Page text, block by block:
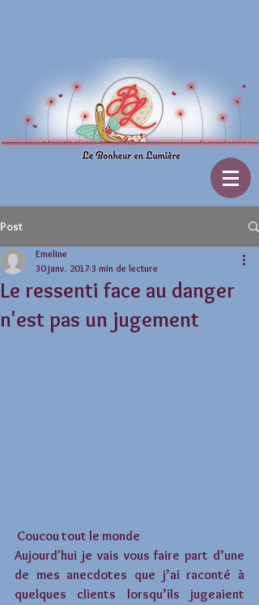
Post
Le ressenti face au danger
n'est pas un jugement
Emeline
30 janv. 2017 3 min de lecture
Coucou tout le monde
Aujourd'hui je vais vous faire part d’une
de mes anecdotes que j’ai raconté à
quelques clients lorsqu’ils jugeaient